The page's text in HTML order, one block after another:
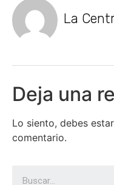
La
Deja una
Lo siento, debes estar
comentario.